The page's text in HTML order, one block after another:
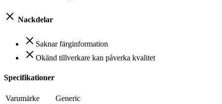
Nackdelar
Saknar färginformation
Okänd tillverkare kan påverka kvalitet
Specifikationer
Varumärke
‎Generic